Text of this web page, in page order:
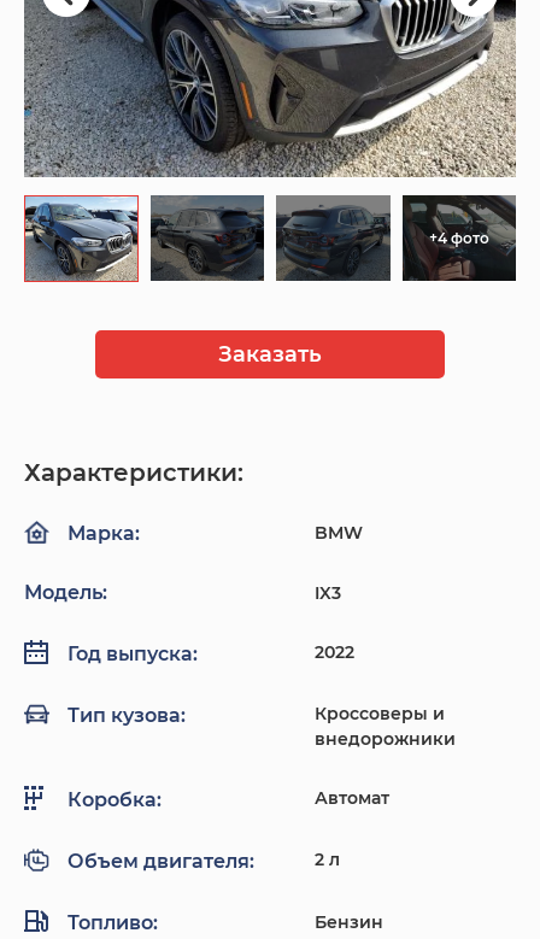
+4 фото
Заказать
Характеристики:
Марка: BMW
Модель: IX3
Год выпуска: 2022
Тип кузова:
Кроссоверы и
внедорожники
Коробка: Автомат
Объем двигателя: 2 л
Топливо: Бензин